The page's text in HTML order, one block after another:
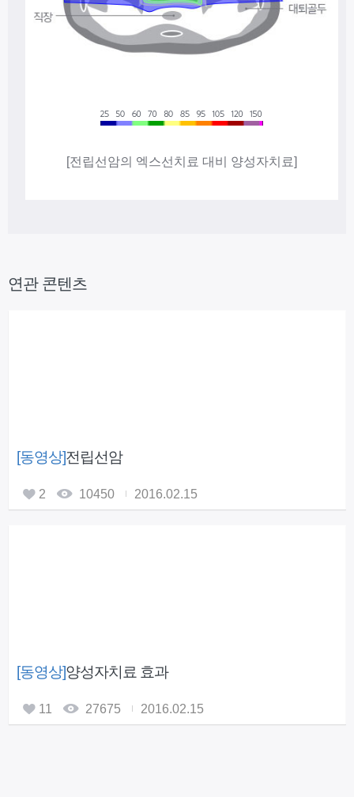
[전립선암의 엑스선치료 대비 양성자치료]
연관 콘텐츠
[동영상]전립선암
2 10450 2016.02.15
[동영상]양성자치료 효과
11 27675 2016.02.15